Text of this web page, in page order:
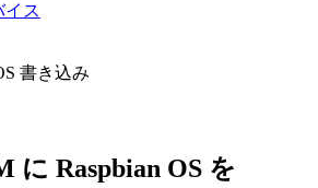
イス
書き込み
に Raspbian OS を